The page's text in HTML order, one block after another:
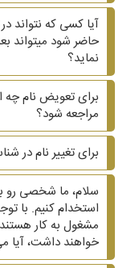
آیا کسی که نتواند
حاضر شود میتواند
نماید؟
برای تعویض نام چه
مراجعه شود؟
برای تغییر نام در
سلام، ما شخصی رو
استخدام کنیم. با
مشغول به کار
خواهند داشت، آیا